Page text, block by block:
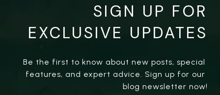
SIGN UP FOR
EXCLUSIVE UPDATES
Be the first to know about new posts, special
features, and expert advice. Sign up for our
blog newsletter now!